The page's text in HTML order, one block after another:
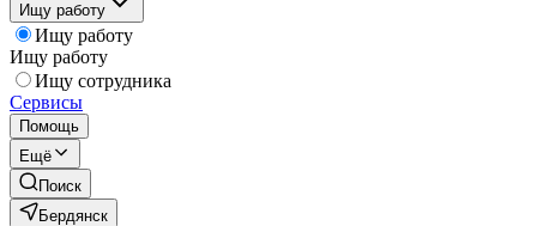
Ищу работу
Ищу работу
Ищу работу
Ищу сотрудника
Сервисы
Помощь
Ещё
Поиск
Бердянск